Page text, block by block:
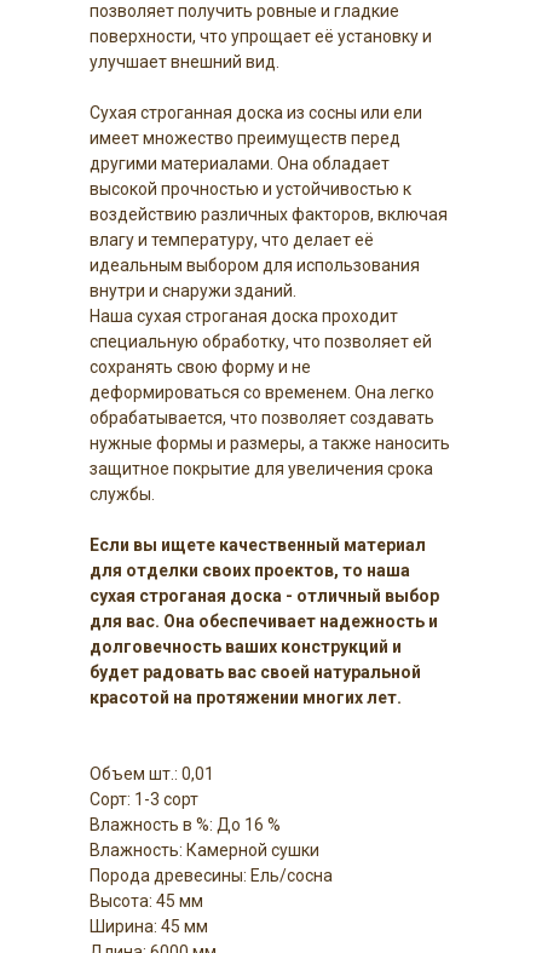
позволяет получить ровные и гладкие
поверхности, что упрощает её установку и
улучшает внешний вид.
Сухая строганная доска из сосны или ели
имеет множество преимуществ перед
другими материалами. Она обладает
высокой прочностью и устойчивостью к
воздействию различных факторов, включая
влагу и температуру, что делает её
идеальным выбором для использования
внутри и снаружи зданий.
Наша сухая строганая доска проходит
специальную обработку, что позволяет ей
сохранять свою форму и не
деформироваться со временем. Она легко
обрабатывается, что позволяет создавать
нужные формы и размеры, а также наносить
защитное покрытие для увеличения срока
службы.
Если вы ищете качественный материал
для отделки своих проектов, то наша
сухая строганая доска - отличный выбор
для вас. Она обеспечивает надежность и
долговечность ваших конструкций и
будет радовать вас своей натуральной
красотой на протяжении многих лет.
Объем шт.: 0,01
Сорт: 1-3 сорт
Влажность в %: До 16 %
Влажность: Камерной сушки
Порода древесины: Ель/сосна
Высота: 45 мм
Ширина: 45 мм